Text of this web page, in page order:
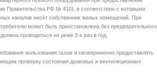
Правительства РФ № 410), в соответствии с которыми
каналов несёт собственник жилых помещений. При
может быть приостановлена без предварительного
проводиться не реже 3-х раз в год.
пользования газом и своевременно предоставлять
проверку состояния дымовых и вентиляционных